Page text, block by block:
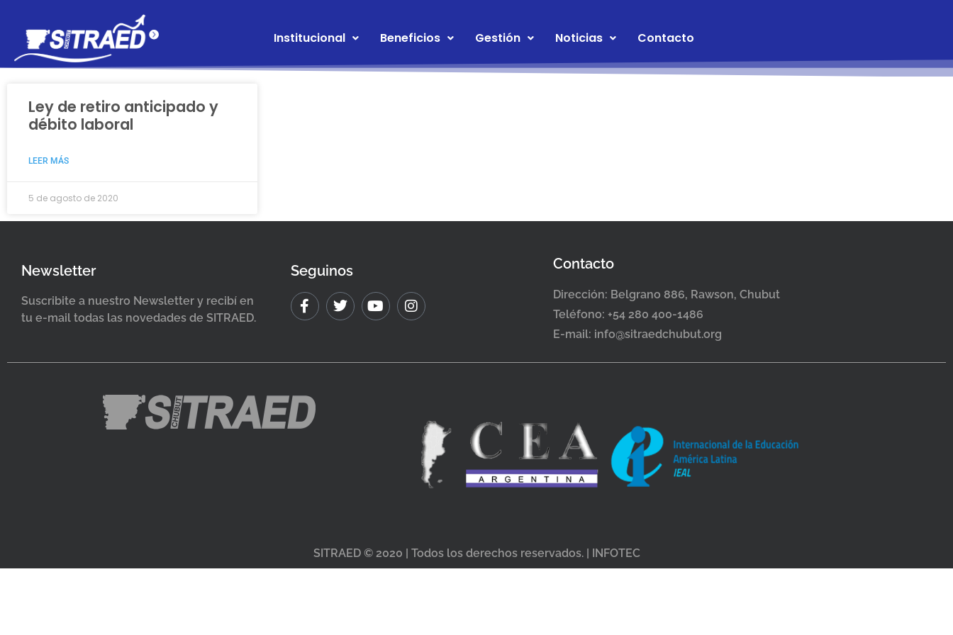
Institucional Beneficios Gestión Noticias Contacto
Ley de retiro anticipado y
débito laboral
LEER MÁS
5 de agosto de 2020
Newsletter
Suscribite a nuestro Newsletter y recibí en
tu e-mail todas las novedades de SITRAED.
Seguinos Contacto
Dirección: Belgrano 886, Rawson, Chubut
Teléfono: +54 280 400-1486
E-mail: info@sitraedchubut.org
SITRAED © 2020 | Todos los derechos reservados. | INFOTEC